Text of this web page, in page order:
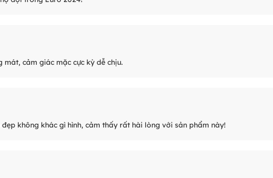
mát, cảm giác mặc cực kỳ dễ chịu.
không khác gì hình, cảm thấy rất hài lòng với sản phẩm này!